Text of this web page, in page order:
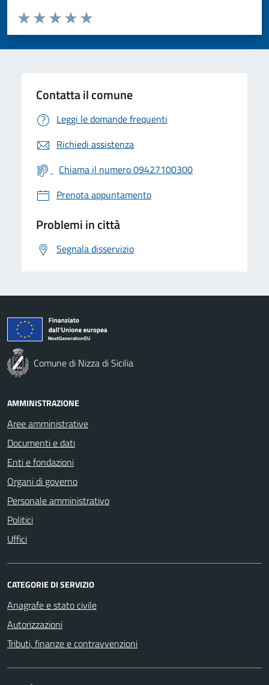
Valuta da 1 a 5 stelle la pagina
Valuta 5 stelle su 5
Valuta 4 stelle su 5
Valuta 3 stelle su 5
Valuta 2 stelle su 5
Valuta 1 stelle su 5
Contatta il comune
Leggi le domande frequenti
Richiedi assistenza
Chiama il numero 09427100300
Prenota appuntamento
Problemi in città
Segnala disservizio
Comune di Nizza di Sicilia
AMMINISTRAZIONE
Aree amministrative
Documenti e dati
Enti e fondazioni
Organi di governo
Personale amministrativo
Politici
Uffici
CATEGORIE DI SERVIZIO
Anagrafe e stato civile
Autorizzazioni
Tributi, finanze e contravvenzioni